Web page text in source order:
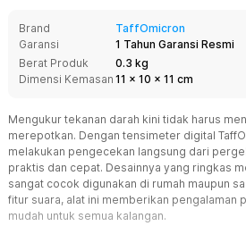
Brand
TaffOmicron
Garansi
1 Tahun Garansi Resmi
Berat Produk
0.3 kg
Dimensi Kemasan 11 x 10 x 11 cm
Mengukur tekanan darah kini tidak harus
merepotkan. Dengan tensimeter digital
melakukan pengecekan langsung dari
praktis dan cepat. Desainnya yang ringkas
sangat cocok digunakan di rumah maupun
fitur suara, alat ini memberikan pengalaman
mudah untuk semua kalangan.